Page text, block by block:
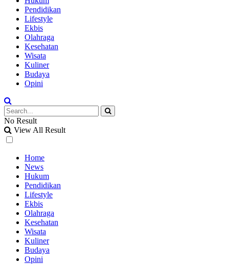
Pendidikan
Lifestyle
Ekbis
Olahraga
Kesehatan
Wisata
Kuliner
Budaya
Opini
No Result
View All Result
Home
News
Hukum
Pendidikan
Lifestyle
Ekbis
Olahraga
Kesehatan
Wisata
Kuliner
Budaya
Opini